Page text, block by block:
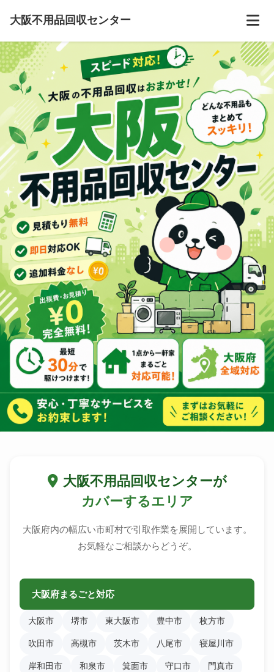
大阪不用品回収センター
大阪不用品回収センターが
カバーするエリア
大阪府内の幅広い市町村で引取作業を展開しています。
お気軽なご相談からどうぞ。
大阪府まるごと対応
大阪市 堺市 東大阪市 豊中市 枚方市
吹田市 高槻市 茨木市 八尾市 寝屋川市
岸和田市 和泉市 箕面市 守口市 門真市